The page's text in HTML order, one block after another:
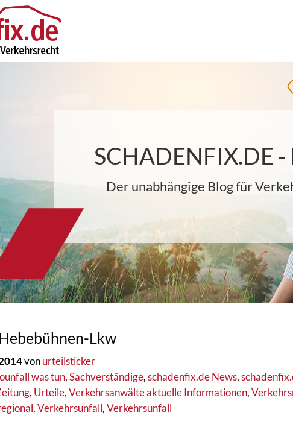
SCHADENFIX.DE -
Der unabhängige Blog für
Lkw
vonurteilsticker
was tun,Sachverständige,schadenfix.de News,
, Urteile,Verkehrsanwälte aktuelle Informationen,
,Verkehrsunfall,Verkehrsunfall